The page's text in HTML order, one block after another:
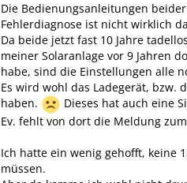
Die Bedienungsanleitungen
Fehlerdiagnose ist nicht wirklich
Da beide jetzt fast 10 Jahre
meiner Solaranlage vor 9 Jahren
habe, sind die Einstellungen alle
Es wird wohl das Ladegerät, bzw.
haben.
Dieses hat auch eine
Ev. fehlt von dort die Meldung
Ich hatte ein wenig gehofft, keine
müssen.